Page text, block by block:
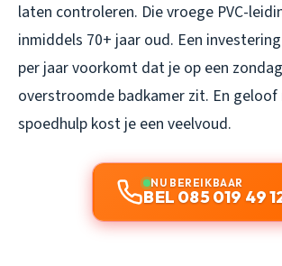
laten controleren. Die vroege PVC-
inmiddels 70+ jaar oud. Een
per jaar voorkomt dat je op een
overstroomde badkamer zit. En geloof
spoedhulp kost je een veelvoud.
NU BEREIKBAAR
BEL 085 019 49